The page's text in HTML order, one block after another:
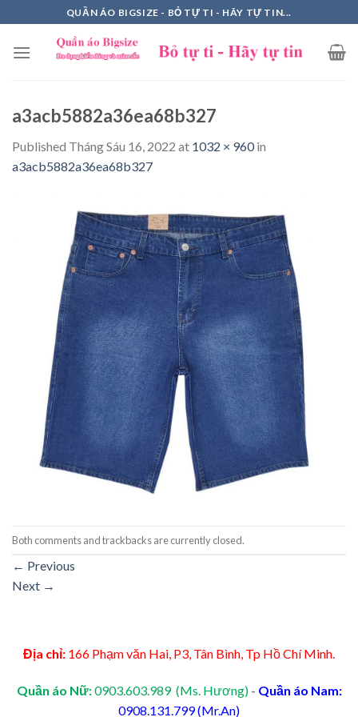
to
content
QUẦN ÁO BIGSIZE - BỎ TỰ TI - HÃY TỰ TIN...
a3acb5882a36ea68b327
Published Tháng Sáu 16, 2022 at 1032 × 960in
a3acb5882a36ea68b327
Both comments and trackbacks are currently closed.
← Previous
Next →
Địa chỉ: 166 Phạm văn Hai, P3, Tân Bình, Tp Hồ Chí Minh.
Quần áo Nữ:0903.603.989 (Ms. Hương) - Quần áo Nam:
0908.131.799 (Mr.An)